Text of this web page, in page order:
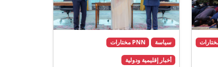
سياسة PNN مختارات
أخبار إقليمية ودولية